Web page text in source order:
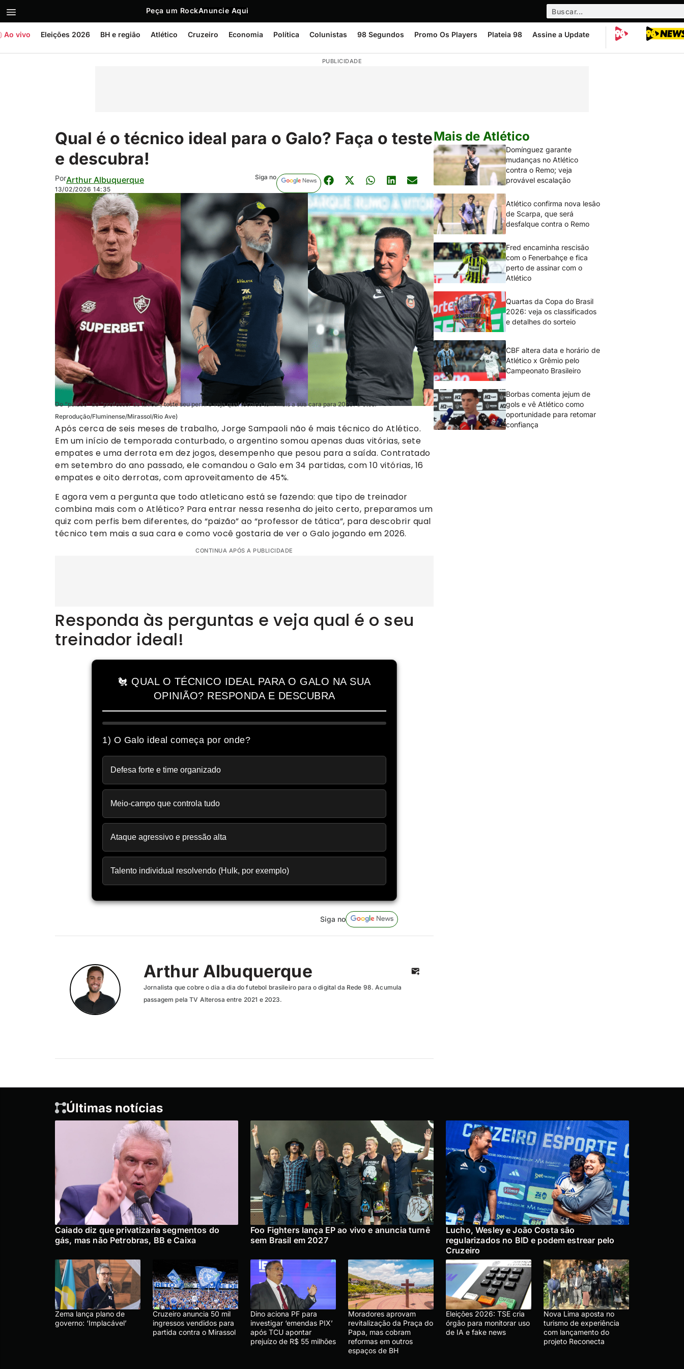
Peça um RockAnuncie Aqui
Ao vivo Eleições 2026 BH e região Atlético Cruzeiro Economia Política Colunistas 98 Segundos Promo Os Players Plateia 98 Assine a Update
PUBLICIDADE
Qual é o técnico ideal para o Galo? Faça o teste
e descubra!
PorArthur Albuquerque
13/02/2026 14:35
Siga no
Do “paizão” ao “professor de tática”, teste seu perfil e veja qual técnico tem mais a sua cara para 2026. (Fotos:
Reprodução/Fluminense/Mirassol/Rio Ave)
Após cerca de seis meses de trabalho, Jorge Sampaoli não é mais técnico do Atlético.
Em um início de temporada conturbado, o argentino somou apenas duas vitórias, sete
empates e uma derrota em dez jogos, desempenho que pesou para a saída. Contratado
em setembro do ano passado, ele comandou o Galo em 34 partidas, com 10 vitórias, 16
empates e oito derrotas, com aproveitamento de 45%.
E agora vem a pergunta que todo atleticano está se fazendo: que tipo de treinador
combina mais com o Atlético? Para entrar nessa resenha do jeito certo, preparamos um
quiz com perfis bem diferentes, do “paizão” ao “professor de tática”, para descobrir qual
técnico tem mais a sua cara e como você gostaria de ver o Galo jogando em 2026.
CONTINUA APÓS A PUBLICIDADE
Responda às perguntas e veja qual é o seu
treinador ideal!
🐔 QUAL O TÉCNICO IDEAL PARA O GALO NA SUA
OPINIÃO? RESPONDA E DESCUBRA
1) O Galo ideal começa por onde?
Defesa forte e time organizado
Meio-campo que controla tudo
Ataque agressivo e pressão alta
Talento individual resolvendo (Hulk, por exemplo)
Siga no
Arthur Albuquerque
Jornalista que cobre o dia a dia do futebol brasileiro para o digital da Rede 98. Acumula
passagem pela TV Alterosa entre 2021 e 2023.
Mais de Atlético
Domínguez garante
mudanças no Atlético
contra o Remo; veja
provável escalação
Atlético confirma nova lesão
de Scarpa, que será
desfalque contra o Remo
Fred encaminha rescisão
com o Fenerbahçe e fica
perto de assinar com o
Atlético
Quartas da Copa do Brasil
2026: veja os classificados
e detalhes do sorteio
CBF altera data e horário de
Atlético x Grêmio pelo
Campeonato Brasileiro
Borbas comenta jejum de
gols e vê Atlético como
oportunidade para retomar
confiança
Últimas notícias
Caiado diz que privatizaria segmentos do
gás, mas não Petrobras, BB e Caixa
Foo Fighters lança EP ao vivo e anuncia turnê
sem Brasil em 2027
Lucho, Wesley e João Costa são
regularizados no BID e podem estrear pelo
Cruzeiro
Zema lança plano de
governo: ‘Implacável’
Cruzeiro anuncia 50 mil
ingressos vendidos para
partida contra o Mirassol
Dino aciona PF para
investigar ‘emendas PIX’
após TCU apontar
prejuízo de R$ 55 milhões
Moradores aprovam
revitalização da Praça do
Papa, mas cobram
reformas em outros
espaços de BH
Eleições 2026: TSE cria
órgão para monitorar uso
de IA e fake news
Nova Lima aposta no
turismo de experiência
com lançamento do
projeto Reconecta